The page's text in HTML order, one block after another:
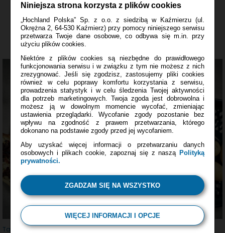
PRZEPISY
zainspirowane wizytą u Joanny
Tarte flambee z serkiem Almette z chrzanem
Niniejsza strona korzysta z plików cookies
„Hochland Polska” Sp. z o.o. z siedzibą w Kaźmierzu (ul.
Okrężna 2, 64-530 Kaźmierz) przy pomocy niniejszego serwisu
przetwarza Twoje dane osobowe, co odbywa się m.in. przy
użyciu plików cookies.
Niektóre z plików cookies są niezbędne do prawidłowego
funkcjonowania serwisu i w związku z tym nie możesz z nich
zrezygnować. Jeśli się zgodzisz, zastosujemy pliki cookies
również w celu poprawy komfortu korzystania z serwisu,
prowadzenia statystyk i w celu śledzenia Twojej aktywności
dla potrzeb marketingowych. Twoja zgoda jest dobrowolna i
możesz ją w dowolnym momencie wycofać, zmieniając
ustawienia przeglądarki. Wycofanie zgody pozostanie bez
wpływu na zgodność z prawem przetwarzania, którego
dokonano na podstawie zgody przed jej wycofaniem.
Aby uzyskać więcej informacji o przetwarzaniu danych
osobowych i plikach cookie, zapoznaj się z naszą Polityką
prywatności.
ZGADZAM SIĘ NA WSZYSTKO
WIĘCEJ INFORMACJI I OPCJE